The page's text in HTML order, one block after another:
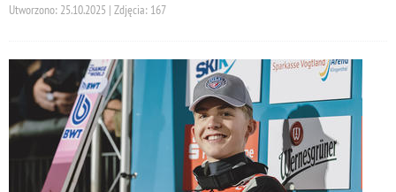
Utworzono: 25.10.2025 | Zdjęcia: 167